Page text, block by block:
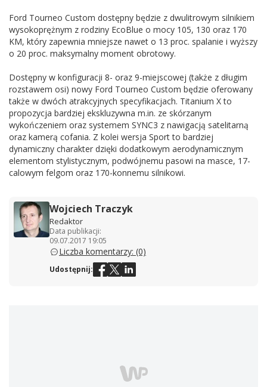
Ford Tourneo Custom dostępny będzie z dwulitrowym silnikiem
wysokoprężnym z rodziny EcoBlue o mocy 105, 130 oraz 170
KM, który zapewnia mniejsze nawet o 13 proc. spalanie i wyższy
o 20 proc. maksymalny moment obrotowy.
Dostępny w konfiguracji 8- oraz 9-miejscowej (także z długim
rozstawem osi) nowy Ford Tourneo Custom będzie oferowany
także w dwóch atrakcyjnych specyfikacjach. Titanium X to
propozycja bardziej ekskluzywna m.in. ze skórzanym
wykończeniem oraz systemem SYNC3 z nawigacją satelitarną
oraz kamerą cofania. Z kolei wersja Sport to bardziej
dynamiczny charakter dzięki dodatkowym aerodynamicznym
elementom stylistycznym, podwójnemu pasowi na masce, 17-
calowym felgom oraz 170-konnemu silnikowi.
Wojciech Traczyk
Redaktor
Data publikacji:
09.07.2017 19:05
Liczba komentarzy: (0)
Udostępnij: